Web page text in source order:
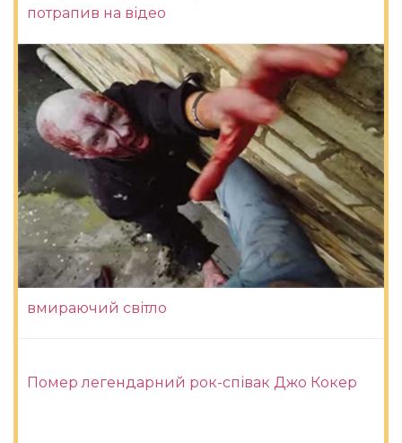
потрапив на відео
вмираючий світло
Помер легендарний рок-співак Джо Кокер